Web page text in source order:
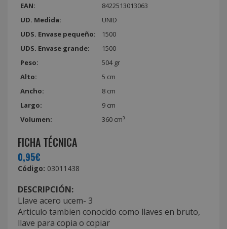
EAN:
8422513013063
UD. Medida:
UNID
UDS. Envase pequeño:
1500
UDS. Envase grande:
1500
Peso:
504 gr
Alto:
5 cm
Ancho:
8 cm
Largo:
9 cm
Volumen:
360 cm³
FICHA TÉCNICA
0,95€
Código: 03011438
DESCRIPCIÓN:
Llave acero ucem- 3
Articulo tambien conocido como llaves en bruto,
llave para copia o copiar